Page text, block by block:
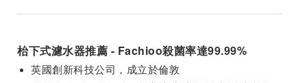
枱下式濾水器推薦 - Fachioo殺菌率達99.99%
英國創新科技公司，成立於倫敦